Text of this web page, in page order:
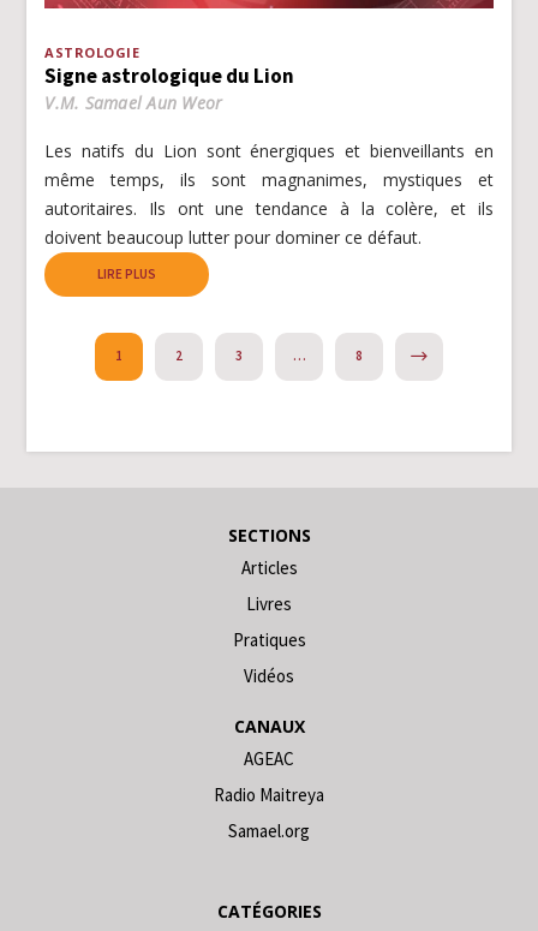
ASTROLOGIE
Signe astrologique du Lion
V.M. Samael Aun Weor
Les natifs du Lion sont énergiques et bienveillants en
même temps, ils sont magnanimes, mystiques et
autoritaires. Ils ont une tendance à la colère, et ils
doivent beaucoup lutter pour dominer ce défaut.
LIRE PLUS
1 2 3 … 8
SECTIONS
Articles
Livres
Pratiques
Vidéos
CANAUX
AGEAC
Radio Maitreya
Samael.org
CATÉGORIES